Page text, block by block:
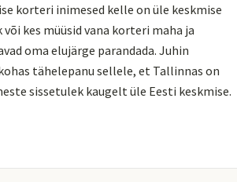
korteri inimesed kelle on üle keskmise
või kes müüsid vana korteri maha ja
oma elujärge parandada. Juhin
tähelepanu sellele, et Tallinnas on
sissetulek kaugelt üle Eesti keskmise.